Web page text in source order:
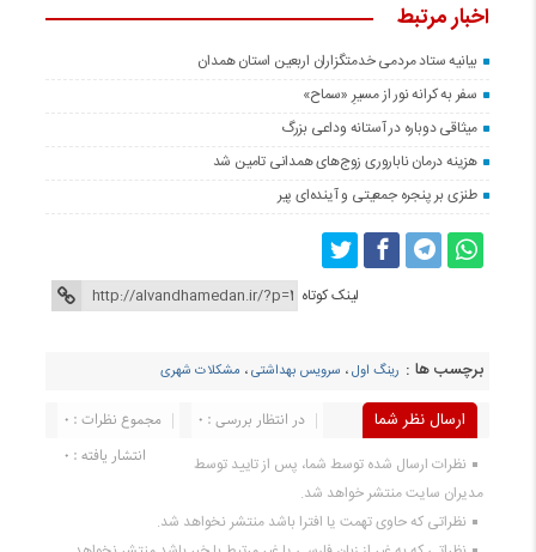
اخبار مرتبط
بیانیه ستاد مردمی خدمتگزاران اربعین استان همدان
سفر به کرانه‌ نور از مسیرِ «سماح»
میثاقی دوباره در آستانه‌ وداعی بزرگ
هزینه درمان ناباروری زوج‌های همدانی تامین شد
طنزی بر پنجره جمعیتی و آینده‌ای پیر
لینک کوتاه
برچسب ها : رینگ اول، سرویس بهداشتی، مشکلات شهری
ارسال نظر شما مجموع نظرات : 0
در انتظار بررسی : 0
انتشار یافته : 0
نظرات ارسال شده توسط شما، پس از تایید توسط
مدیران سایت منتشر خواهد شد.
نظراتی که حاوی تهمت یا افترا باشد منتشر نخواهد شد.